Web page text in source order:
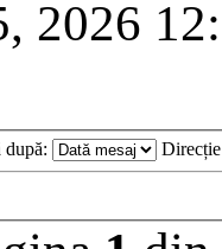
2026
după: